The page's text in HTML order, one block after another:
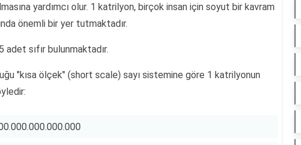
yardımcı olur. 1 katrilyon, birçok insan için soyut bir kavram
önemli bir yer tutmaktadır.
sıfır bulunmaktadır.
"kısa ölçek" (short scale) sayı sistemine göre 1 katrilyonun